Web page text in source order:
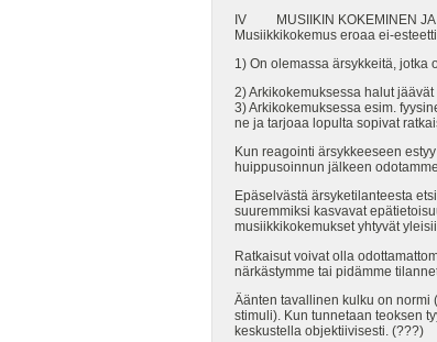
IV MUSIIKIN KOKEMINEN JA
Musiikkikokemus eroaa ei-
1) On olemassa ärsykkeitä,
2) Arkikokemuksessa halut
3) Arkikokemuksessa esim.
ne ja tarjoaa lopulta sopivat
Kun reagointi ärsykkeeseen
huippusoinnun jälkeen
Epäselvästä ärsyketilanteesta
suuremmiksi kasvavat
musiikkikokemukset yhtyvät
Ratkaisut voivat olla
närkästymme tai pidämme
Äänten tavallinen kulku on normi
stimuli). Kun tunnetaan teoksen
keskustella objektiivisesti. (???)